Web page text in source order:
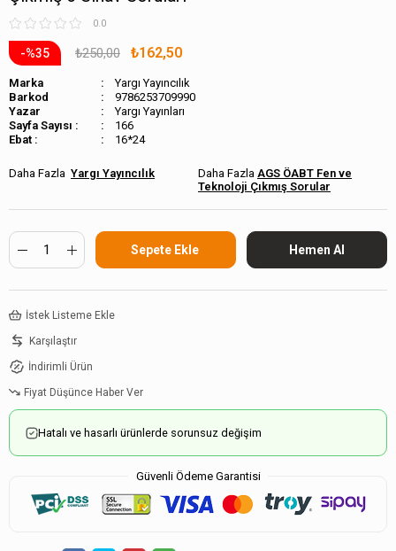
0.0
35 ₺250,00 ₺162,50
Marka
Yargı Yayıncılık
Barkod
9786253709990
Yargı Yayınları
Sayfa Sayısı :
166
Ebat :
16*24
Yargı Yayıncılık
AGS ÖABT Fen ve
Teknoloji Çıkmış Sorular
İstek Listeme Ekle
Karşılaştır
İndirimli Ürün
Fiyat Düşünce Haber Ver
Hatalı ve hasarlı ürünlerde sorunsuz değişim
Güvenli Ödeme Garantisi